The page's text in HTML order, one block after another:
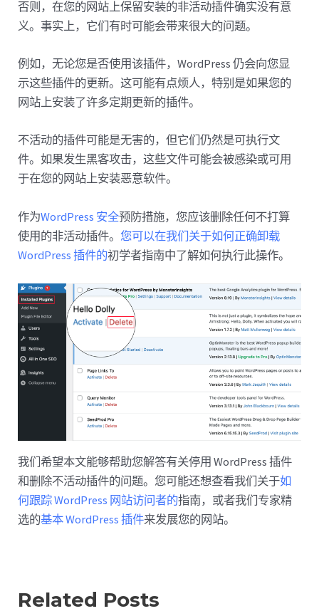
否则，在您的网站上保留安装的非活动插件确实没有意
义。事实上，它们有时可能会带来很大的问题。
例如，无论您是否使用该插件，WordPress 仍会向您显
示这些插件的更新。这可能有点烦人，特别是如果您的
网站上安装了许多定期更新的插件。
不活动的插件可能是无害的，但它们仍然是可执行文
件。如果发生黑客攻击，这些文件可能会被感染或可用
于在您的网站上安装恶意软件。
作为WordPress 安全预防措施，您应该删除任何不打算
使用的非活动插件。您可以在我们关于如何正确卸载
WordPress 插件的初学者指南中了解如何执行此操作。
我们希望本文能够帮助您解答有关停用 WordPress 插件
和删除不活动插件的问题。您可能还想查看我们关于如
何跟踪 WordPress 网站访问者的指南，或者我们专家精
选的基本 WordPress 插件来发展您的网站。
Related Posts